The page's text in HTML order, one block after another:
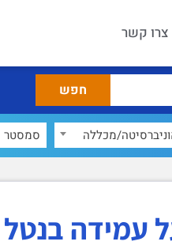
צרו קשר
מכללה סמסטר
עמידה